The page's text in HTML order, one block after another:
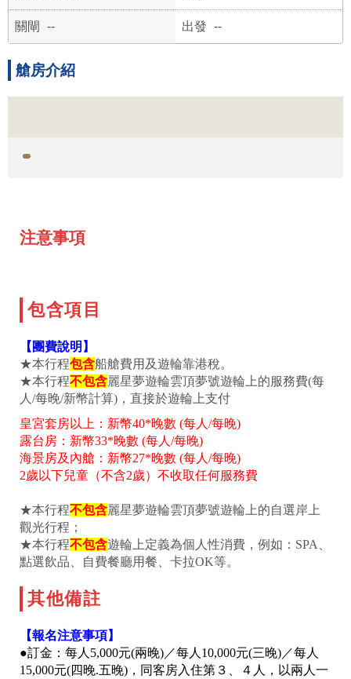
-- --
艙房介紹
注意事項
包含項目
【團費說明】
★本行程包含船艙費用及遊輪靠港稅。
★本行程不包含麗星夢遊輪雲頂夢號遊輪上的服務費(每
人/每晚/新幣計算)，直接於遊輪上支付
皇宮套房以上：新幣40*晚數 (每人/每晚)
露台房：新幣33*晚數 (每人/每晚)
海景房及內艙：新幣27*晚數 (每人/每晚)
2歲以下兒童（不含2歲）不收取任何服務費
★本行程不包含麗星夢遊輪雲頂夢號遊輪上的自選岸上
觀光行程；
★本行程不包含遊輪上定義為個人性消費，例如：SPA、
點選飲品、自費餐廳用餐、卡拉OK等。
其他備註
【報名注意事項】
●訂金：每人5,000元(兩晚)／每人10,000元(三晚)／每人
15,000元(四晚.五晚)，同客房入住第３、４人，以兩人一